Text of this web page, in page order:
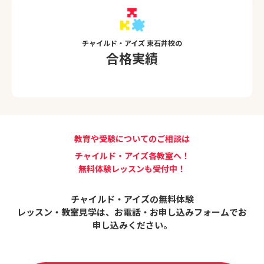
チャイルド・アイズ 東石井校の
合格実績
教育や受験についてのご相談は
チャイルド・アイズ各教室へ！
無料体験レッスンも受付中！
チャイルド・アイズの無料体験
レッスン・教室見学は、 お電話・お申し込みフォームでお
申し込みください。